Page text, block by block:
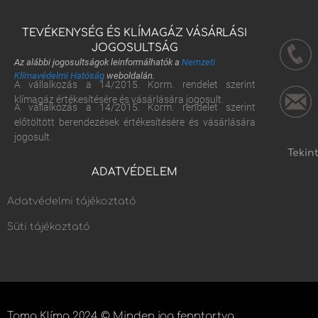
TEVÉKENYSÉG ÉS KLÍMAGÁZ VÁSÁRLÁSI
JOGOSULTSÁG
Az alábbi jogosultságok leinformálhatók a Nemzeti
Klímavédelmi Hatóság weboldalán.
A vállalkozás a 14/2015. Korm. rendelet szerint
klímagáz értékesítésére és vásárlására jogosult.
A vállalkozás a 14/2015. Korm. rendelet szerint
előtöltött berendezések értékesítésére és vásárlására
jogosult.
ADATVÉDELEM
Adatvédelmi tájékoztató
Süti tájékoztató